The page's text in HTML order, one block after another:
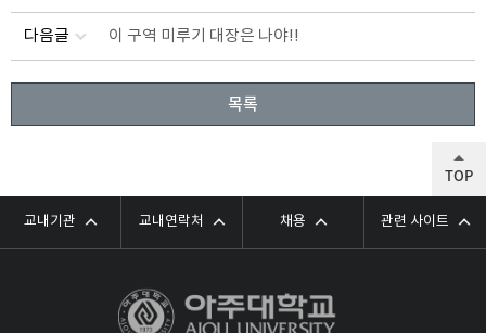
다음글 이 구역 미루기 대장은 나야!!
목록
교내기관 교내연락처 채용 관련 사이트
TOP